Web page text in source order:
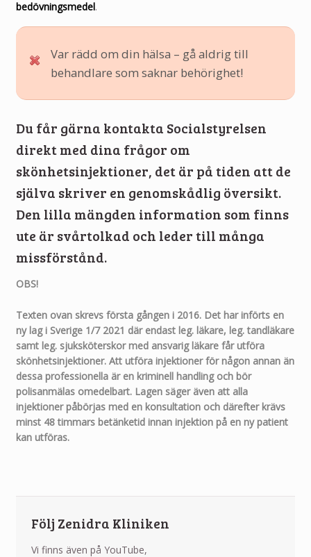
bedövningsmedel.
Var rädd om din hälsa – gå aldrig till
behandlare som saknar behörighet!
Du får gärna kontakta Socialstyrelsen
direkt med dina frågor om
skönhetsinjektioner, det är på tiden att de
själva skriver en genomskådlig översikt.
Den lilla mängden information som finns
ute är svårtolkad och leder till många
missförstånd.
OBS!
Texten ovan skrevs första gången i 2016. Det har införts en
ny lag i Sverige 1/7 2021 där endast leg. läkare, leg. tandläkare
samt leg. sjuksköterskor med ansvarig läkare får utföra
skönhetsinjektioner. Att utföra injektioner för någon annan än
dessa professionella är en kriminell handling och bör
polisanmälas omedelbart. Lagen säger även att alla
injektioner påbörjas med en konsultation och därefter krävs
minst 48 timmars betänketid innan injektion på en ny patient
kan utföras.
Följ Zenidra Kliniken
Vi finns även på YouTube,